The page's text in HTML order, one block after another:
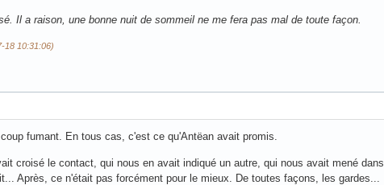
Il a raison, une bonne nuit de sommeil ne me fera pas mal de toute façon.
18 10:31:06)
fumant. En tous cas, c'est ce qu'Antëan avait promis.
croisé le contact, qui nous en avait indiqué un autre, qui nous avait mené
Après, ce n'était pas forcément pour le mieux. De toutes façons, les gardes...